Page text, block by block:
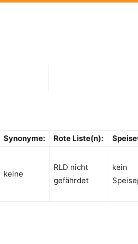
Synonyme: Rote Liste(n):
keine
RLD nicht
gefährdet
kein